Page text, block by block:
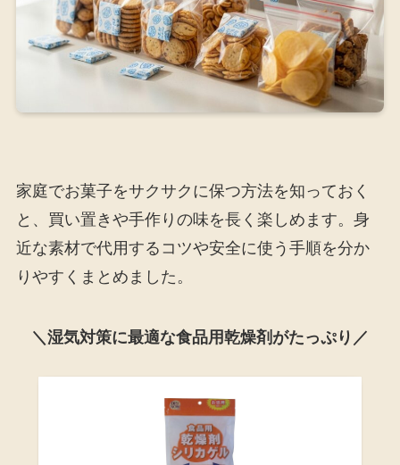
家庭でお菓子をサクサクに保つ方法を知っておく
と、買い置きや手作りの味を長く楽しめます。身
近な素材で代用するコツや安全に使う手順を分か
りやすくまとめました。
＼湿気対策に最適な食品用乾燥剤がたっぷり／